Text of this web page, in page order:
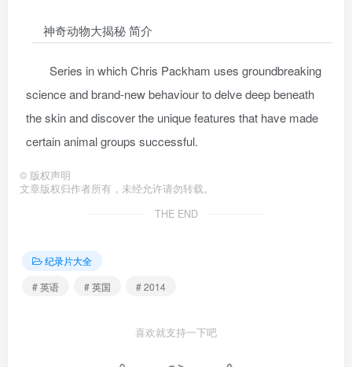
神奇动物大揭秘 简介
Series in which Chris Packham uses groundbreaking
science and brand-new behaviour to delve deep beneath
the skin and discover the unique features that have made
certain animal groups successful.
© 版权声明
文章版权归作者所有，未经允许请勿转载。
THE END
纪录片大全
# 英语
# 英国 # 2014
喜欢就支持一下吧